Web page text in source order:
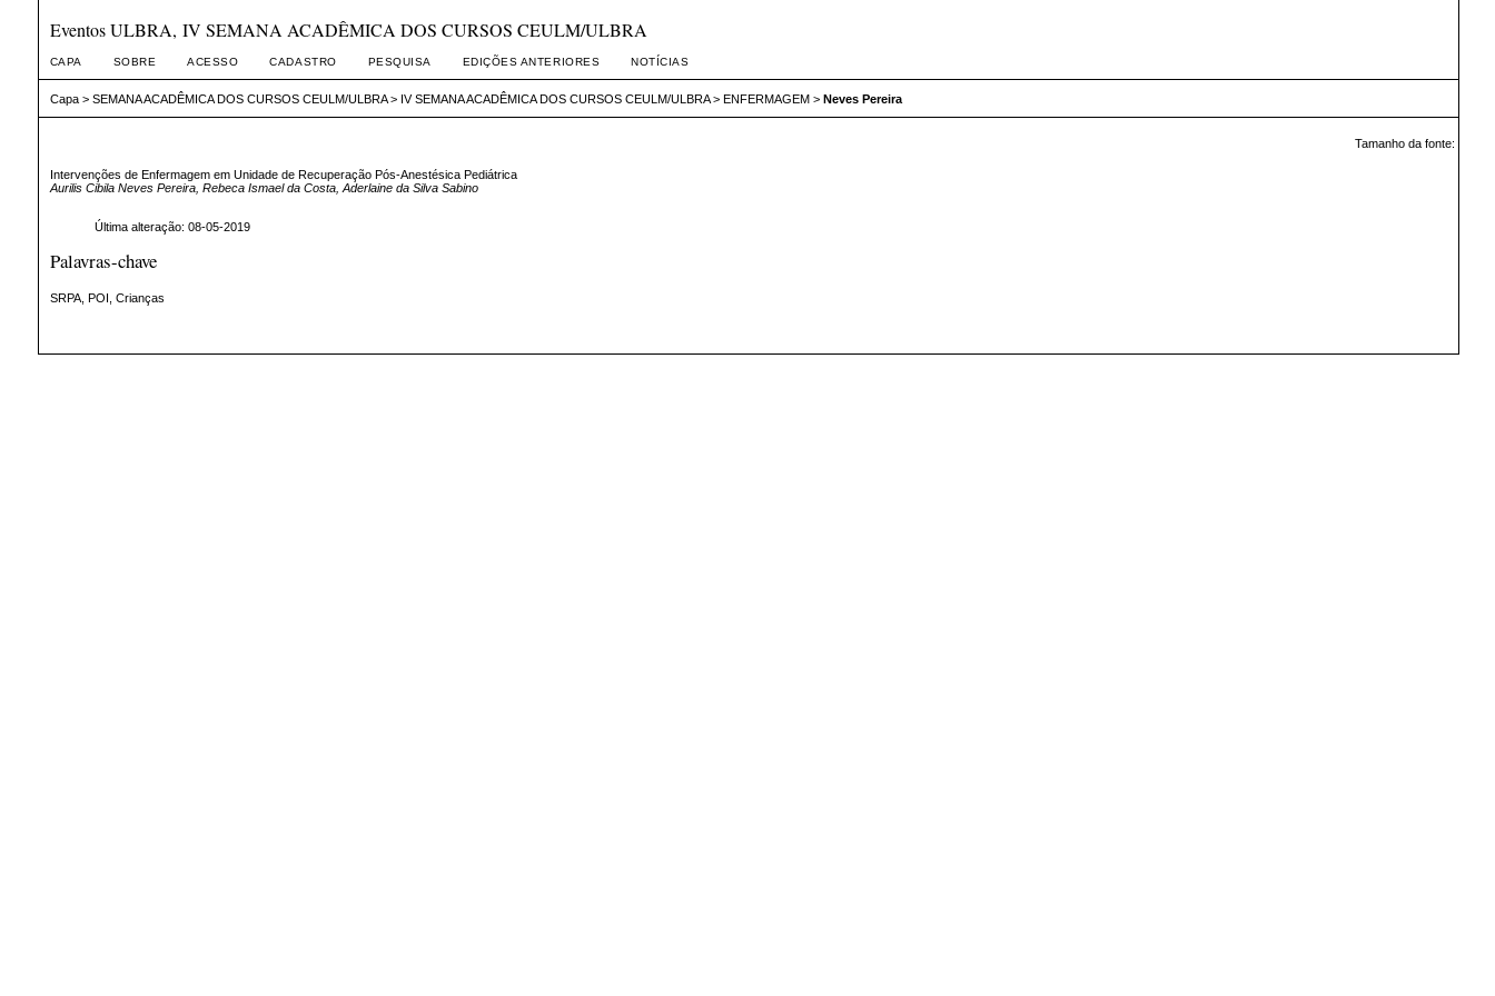
Eventos ULBRA, IV SEMANA ACADÊMICA DOS CURSOS CEULM/ULBRA
CAPA SOBRE ACESSO CADASTRO PESQUISA EDIÇÕES ANTERIORES NOTÍCIAS
Capa> SEMANA ACADÊMICA DOS CURSOS CEULM/ULBRA> IV SEMANA ACADÊMICA DOS CURSOS CEULM/ULBRA> ENFERMAGEM> Neves Pereira
Tamanho da fonte:
Intervenções de Enfermagem em Unidade de Recuperação Pós-Anestésica Pediátrica
Aurilis Cibila Neves Pereira, Rebeca Ismael da Costa, Aderlaine da Silva Sabino
Última alteração: 08-05-2019
Palavras-chave
SRPA, POI, Crianças